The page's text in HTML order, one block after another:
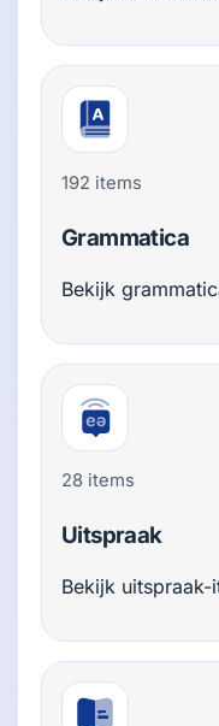
192 items
Grammatica
Bekijk
28 items
Uitspraak
Bekijk